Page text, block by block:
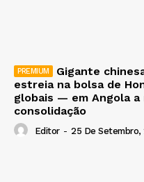
Gigante
estreia na bolsa de
globais — em Angola a
consolidação
Editor - 25 De Setembro,